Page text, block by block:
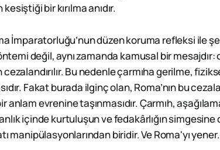
bir kırılma anıdır.
İmparatorluğu’nun düzen koruma refleksi ile
değil, aynı zamanda kamusal bir mesajdır:
Bu nedenle çarmıha gerilme,
Fakat burada ilginç olan, Roma’nın bu
anlam evrenine taşınmasıdır. Çarmıh,
içinde kurtuluşun ve fedakârlığın simgesine
manipülasyonlarından biridir. Ve Roma'yı yener.